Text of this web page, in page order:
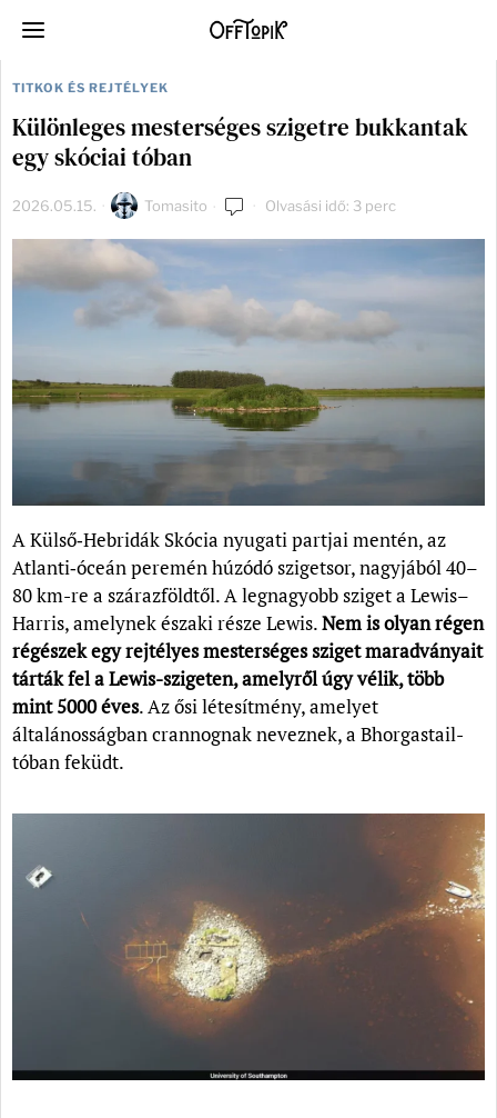
TITKOK ÉS REJTÉLYEK
Különleges mesterséges szigetre bukkantak
egy skóciai tóban
2026.05.15. Tomasito Olvasási idő: 3 perc
A Külső‑Hebridák Skócia nyugati partjai mentén, az
Atlanti‑óceán peremén húzódó szigetsor, nagyjából 40–
80 km-re a szárazföldtől. A legnagyobb sziget a Lewis–
Harris, amelynek északi része Lewis.Nem is olyan régen
régészek egy rejtélyes mesterséges sziget maradványait
tárták fel a Lewis-szigeten, amelyről úgy vélik, több
mint 5000 éves. Az ősi létesítmény, amelyet
általánosságban crannognak neveznek, a Bhorgastail-
tóban feküdt.